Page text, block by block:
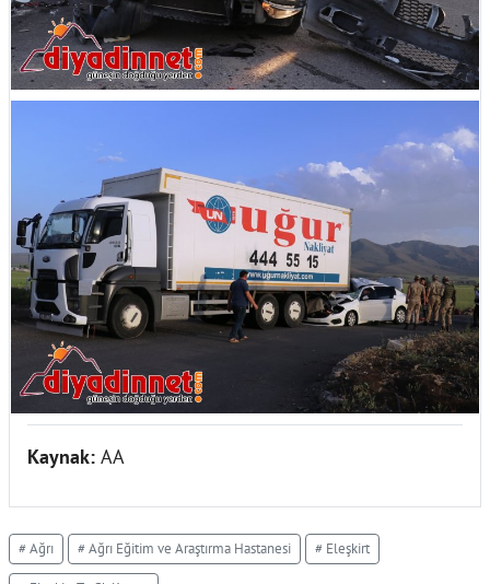
Kaynak: AA
# Ağrı # Ağrı Eğitim ve Araştırma Hastanesi # Eleşkirt